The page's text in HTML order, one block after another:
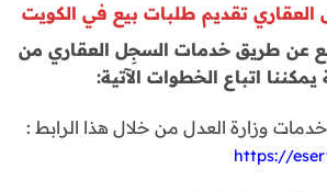
العقاري تقديم طلبات بيع في الكويت
عن طريق خدمات السجِل العقاري من
يمكننا اتباع الخطوات الآتية:
خدمات وزارة العدل من خلال هذا الرابط :
https://